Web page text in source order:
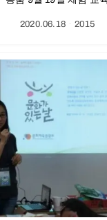
2020.06.18ㆍ2015